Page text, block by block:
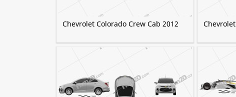
Chevrolet Colorado Crew Cab 2012